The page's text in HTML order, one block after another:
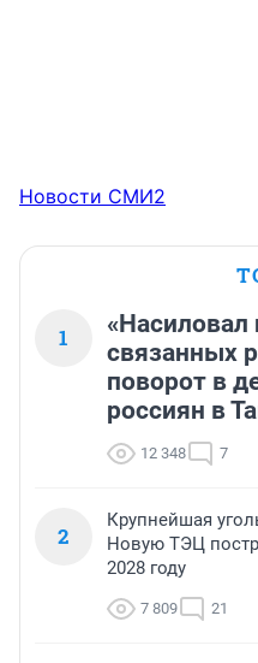
Новости СМИ2
1
«Насиловал
связанных
поворот в
россиян в
12 348 7
2
Крупнейшая
Новую ТЭЦ
2028 году
7 809 21